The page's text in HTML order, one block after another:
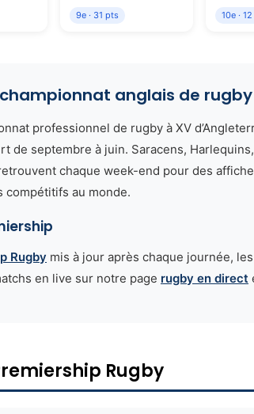
9e · 31 pts 10e ·
championnat anglais de rugby
professionnel de rugby à XV
de septembre à juin. Saracens,
chaque week-end pour des
compétitifs au monde.
Rugby mis à jour après chaque journée, les
en live sur notre page rugby en direct
Rugby